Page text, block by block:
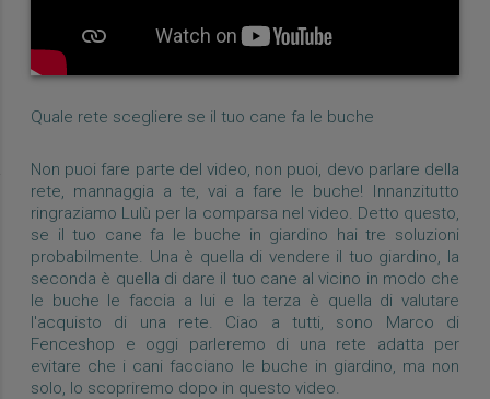
Quale rete scegliere se il tuo cane fa le buche
Non puoi fare parte del video, non puoi, devo parlare della
rete, mannaggia a te, vai a fare le buche! Innanzitutto
ringraziamo Lulù per la comparsa nel video. Detto questo,
se il tuo cane fa le buche in giardino hai tre soluzioni
probabilmente. Una è quella di vendere il tuo giardino, la
seconda è quella di dare il tuo cane al vicino in modo che
le buche le faccia a lui e la terza è quella di valutare
l'acquisto di una rete. Ciao a tutti, sono Marco di
Fenceshop e oggi parleremo di una rete adatta per
evitare che i cani facciano le buche in giardino, ma non
solo, lo scopriremo dopo in questo video.